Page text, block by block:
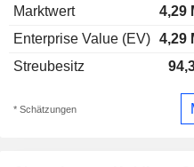
Marktwert 4,29
Enterprise Value (EV) 4,29
Streubesitz
* Schätzungen